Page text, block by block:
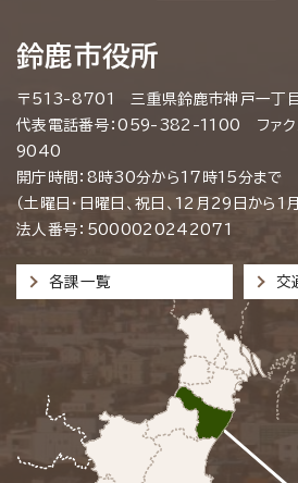
鈴鹿市役所
〒513-8701 三重県鈴鹿市神戸一丁
代表電話番号：059-382-1100 ファ
9040
開庁時間：8時30分から17時15分まで
（土曜日・日曜日、祝日、12月29日から1
法人番号：5000020242071
各課一覧 交